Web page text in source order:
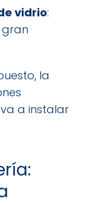
vidrio:
gran
la
a instalar